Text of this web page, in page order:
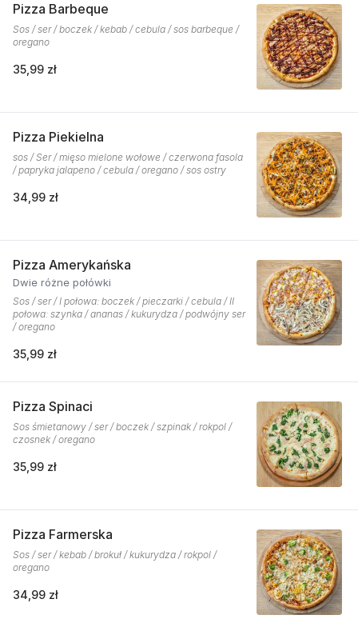
Pizza Barbeque
Sos / ser / boczek / kebab / cebula / sos barbeque /
oregano
35,99 zł
Pizza Piekielna
sos / Ser / mięso mielone wołowe / czerwona fasola
/ papryka jalapeno / cebula / oregano / sos ostry
34,99 zł
Pizza Amerykańska
Dwie różne połówki
Sos / ser / I połowa: boczek / pieczarki / cebula / II
połowa: szynka / ananas / kukurydza / podwójny ser
/ oregano
35,99 zł
Pizza Spinaci
Sos śmietanowy / ser / boczek / szpinak / rokpol /
czosnek / oregano
35,99 zł
Pizza Farmerska
Sos / ser / kebab / brokuł / kukurydza / rokpol /
oregano
34,99 zł